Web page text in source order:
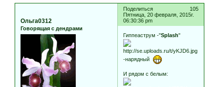
Поделиться
105
Пятница, 20 февраля, 2015г.
06:30:36 pm
Ольга0312
Говорящая с дендрами
Гиппеаструм -"Splash"
-нарядный
И рядом с белым: